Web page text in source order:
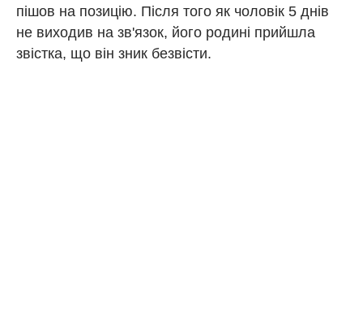
пішов на позицію. Після того як чоловік 5 днів
не виходив на зв'язок, його родині прийшла
звістка, що він зник безвісти.